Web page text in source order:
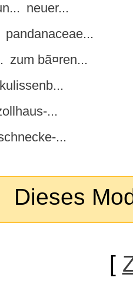
neuer...
pandanaceae...
zum bã¤ren...
kulissenb...
...
...
Dieses
[